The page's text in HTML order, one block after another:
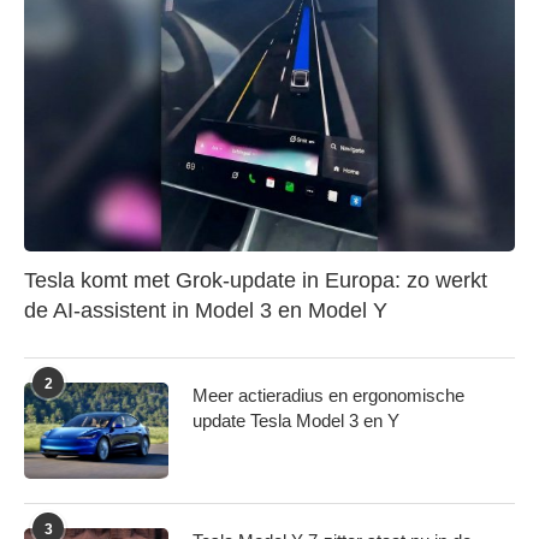
Tesla komt met Grok-update in Europa: zo werkt
de AI-assistent in Model 3 en Model Y
2
Meer actieradius en ergonomische
update Tesla Model 3 en Y
3